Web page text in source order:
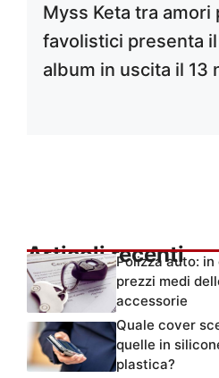
Myss Keta tra amori
favolistici presenta
album in uscita il 13
Articoli recenti
Polizza auto:
prezzi medi
accessorie
Quale cover
quelle in
plastica?